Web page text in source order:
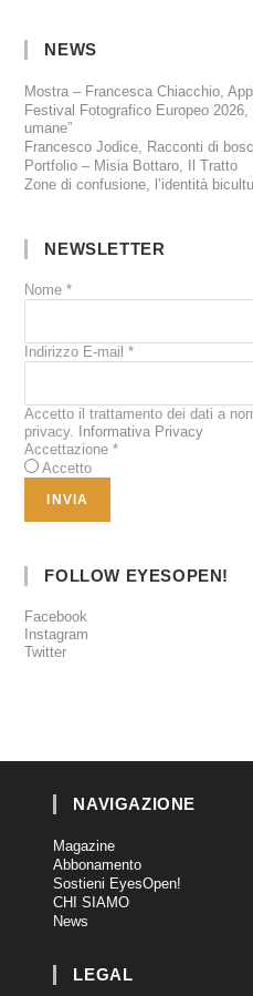
NEWS
Mostra – Francesca Chiacchio,
Festival Fotografico Europeo
umane”
Francesco Jodice, Racconti di
Portfolio – Misia Bottaro, Il Tratto
Zone di confusione, l’identità
NEWSLETTER
Nome*
Indirizzo E-mail*
Accetto il trattamento dei dati a
privacy.
Informativa Privacy
Accettazione*
Accetto
FOLLOW EYESOPEN!
Facebook
Instagram
Twitter
NAVIGAZIONE
Magazine
Abbonamento
Sostieni EyesOpen!
CHI SIAMO
News
LEGAL